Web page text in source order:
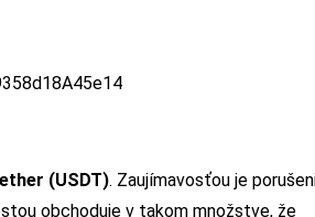
(USDT). Zaujímavosťou je
obchoduje v takom množstve, že